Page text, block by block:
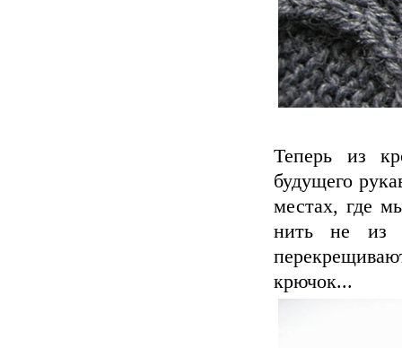
Теперь из
будущего
местах, где
нить не из
крючок...